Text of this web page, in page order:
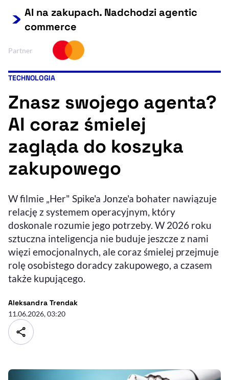
Resetuj opcje
Sprawdź, jak i dlaczego zwiększamy dostępność, otwiera się w nowym
, otwiera się w
AI na zakupach. Nadchodzi agentic
commerce
Partner
Kategoria artykułu:
TECHNOLOGIA
Znasz swojego agenta?
AI coraz śmielej
zagląda do koszyka
zakupowego
W filmie „Her" Spike'a Jonze'a bohater nawiązuje
relację z systemem operacyjnym, który
doskonale rozumie jego potrzeby. W 2026 roku
sztuczna inteligencja nie buduje jeszcze z nami
więzi emocjonalnych, ale coraz śmielej przejmuje
rolę osobistego doradcy zakupowego, a czasem
także kupującego.
Aleksandra Trendak- autor artykułu - profil
11.06.2026, 03:20